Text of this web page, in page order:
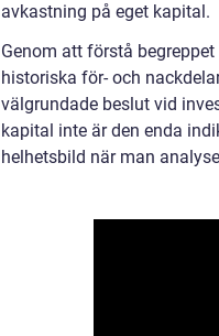
avkastning på eget kapital.
Genom att förstå
historiska för- och
välgrundade beslut vid
kapital inte är den enda
helhetsbild när man